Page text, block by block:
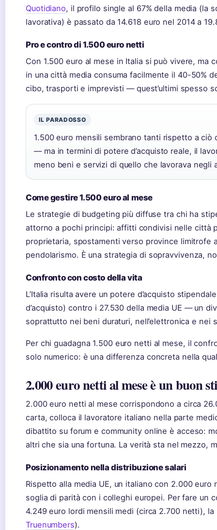
Quotidiano, il profilo single al 67% della media (la
lavorativa) è passato da 14.618 euro nel 2014 a
Pro e contro di 1.500 euro netti
Con 1.500 euro al mese in Italia si può vivere, ma
in una città media consuma facilmente il 40-50%
cibo, trasporti e imprevisti — quest’ultimi spesso
IL PARADOSSO
1.500 euro mensili sembrano tanti rispetto a
— ma in termini di potere d’acquisto reale, il
meno beni e servizi di quello che lavorava negli
Come gestire 1.500 euro al mese
Le strategie di budgeting più diffuse tra chi ha
attorno a pochi principi: affitti condivisi nelle città
proprietaria, spostamenti verso province limitrofe
pendolarismo. È una strategia di sopravvivenza,
Confronto con costo della vita
L’Italia risulta avere un potere d’acquisto
d’acquisto) contro i 27.530 della media UE — un
soprattutto nei beni duraturi, nell’elettronica e nei
Per chi guadagna 1.500 euro netti al mese, il
solo numerico: è una differenza concreta nella
2.000 euro netti al mese è un buon
2.000 euro netti al mese corrispondono a circa
carta, colloca il lavoratore italiano nella parte
dibattito su forum e community online è acceso:
altri che sia una fortuna. La verità sta nel mezzo,
Posizionamento nella distribuzione salari
Rispetto alla media UE, un italiano con 2.000
soglia di parità con i colleghi europei. Per fare un
4.249 euro lordi mensili medi (circa 2.700 netti),
Truenumbers).